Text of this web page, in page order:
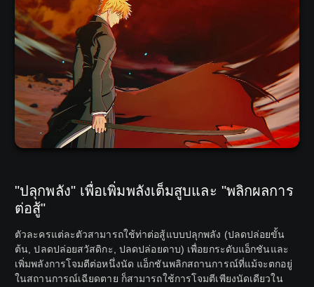
"ปลุกพลัง" เพื่อเพิ่มพลังเต็มสูบและ "พลิกผลการ
ต่อสู้"
ตัวละครแต่ละตัวสามารถใช้ท่าต่อสู้แบบปลุกพลัง (ปลดปล่อยขั้น
ต้น, ปลดปล่อยสวัสดิกะ, ปลดปล่อยดาบ) เพื่อยกระดับแอ็กชันและ
เพิ่มพลังการโจมตีต่อหนึ่งนัด แอ็กชันพลิกสถานการณ์ที่แม้จะตกอยู่
ในสถานการณ์เฉียดตาย ก็สามารถใช้การโจมตีเพียงนัดเดียวใน